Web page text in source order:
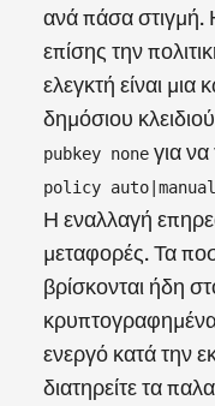
ανά πάσα στιγμή.
επίσης την
ελεγκτή είναι
δημόσιου
pubkey none για
policy auto|manual
Η εναλλαγή
μεταφορές. Τα
βρίσκονται ήδη
κρυπτογραφημένα
ενεργό κατά την
διατηρείτε τα